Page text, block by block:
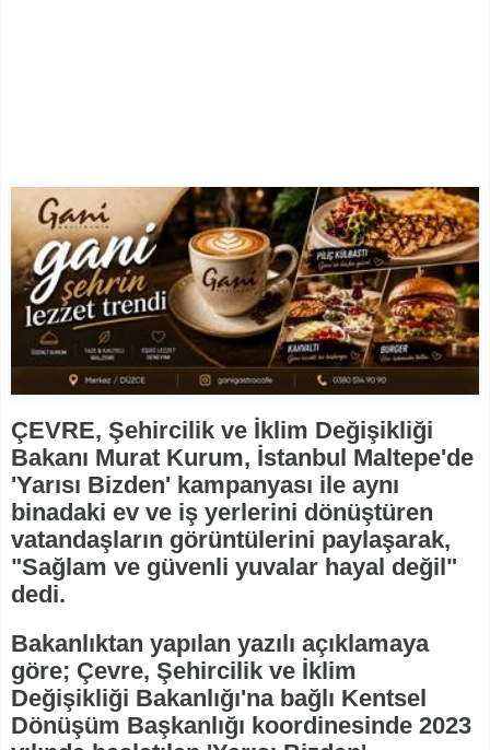
ÇEVRE, Şehircilik ve İklim Değişikliği
Bakanı Murat Kurum, İstanbul Maltepe'de
'Yarısı Bizden' kampanyası ile aynı
binadaki ev ve iş yerlerini dönüştüren
vatandaşların görüntülerini paylaşarak,
"Sağlam ve güvenli yuvalar hayal değil"
dedi.
Bakanlıktan yapılan yazılı açıklamaya
göre; Çevre, Şehircilik ve İklim
Değişikliği Bakanlığı'na bağlı Kentsel
Dönüşüm Başkanlığı koordinesinde 2023